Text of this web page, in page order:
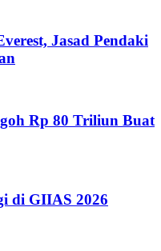
Jasad Pendaki
Rp 80 Triliun Buat
di GIIAS 2026